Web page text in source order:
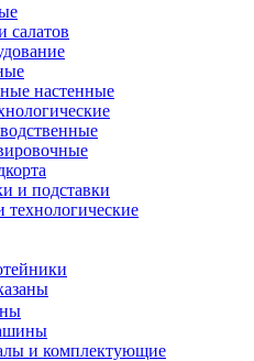
салатов
настенные
и подставки
и комплектующие